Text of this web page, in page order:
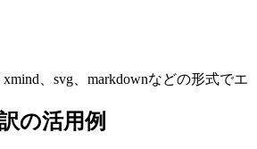
、svg、markdownなどの形式で
の活用例